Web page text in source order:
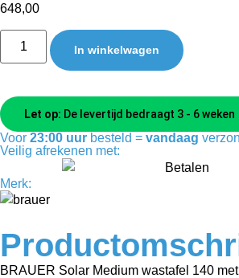
648,00
In winkelwagen
Let op: De levertijd bedraagt 3 - 6 weken
Voor 23:00 uur besteld = vandaag
Veilig afrekenen met:
Merk:
BRAUER Solar Medium wastafel 140